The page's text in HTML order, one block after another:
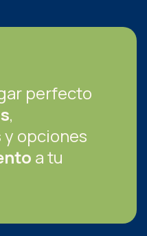
perfecto
,
y opciones
a tu